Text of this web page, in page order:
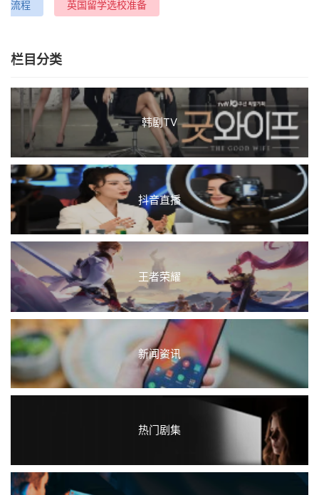
流程 英国留学选校准备
栏目分类
韩剧TV
抖音直播
王者荣耀
新闻资讯
热门剧集